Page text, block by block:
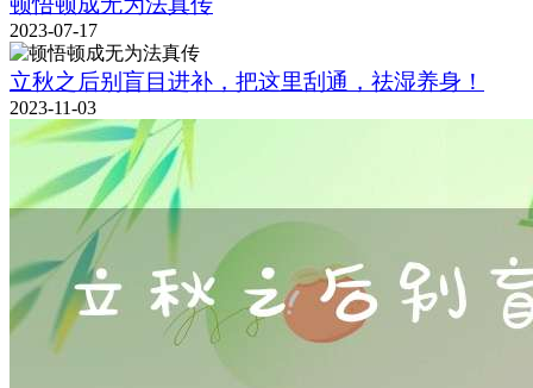
2023-07-17
立秋之后别盲目进补，把这里刮通，祛湿养身！
2023-11-03